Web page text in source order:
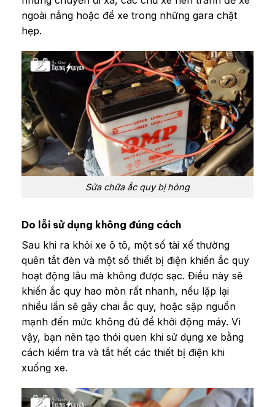
ngoài nắng hoặc để xe trong những gara chật
hẹp.
Sửa chữa ắc quy bị hỏng
Do lỗi sử dụng không đúng cách
Sau khi ra khỏi xe ô tô, một số tài xế thường
quên tắt đèn và một số thiết bị điện khiến ắc quy
hoạt động lâu mà không được sạc. Điều này sẽ
khiến ắc quy hao mòn rất nhanh, nếu lặp lại
nhiều lần sẽ gây chai ắc quy, hoặc sập nguồn
mạnh đến mức không đủ để khởi động máy. Vì
vậy, bạn nên tạo thói quen khi sử dụng xe bằng
cách kiểm tra và tắt hết các thiết bị điện khi
xuống xe.